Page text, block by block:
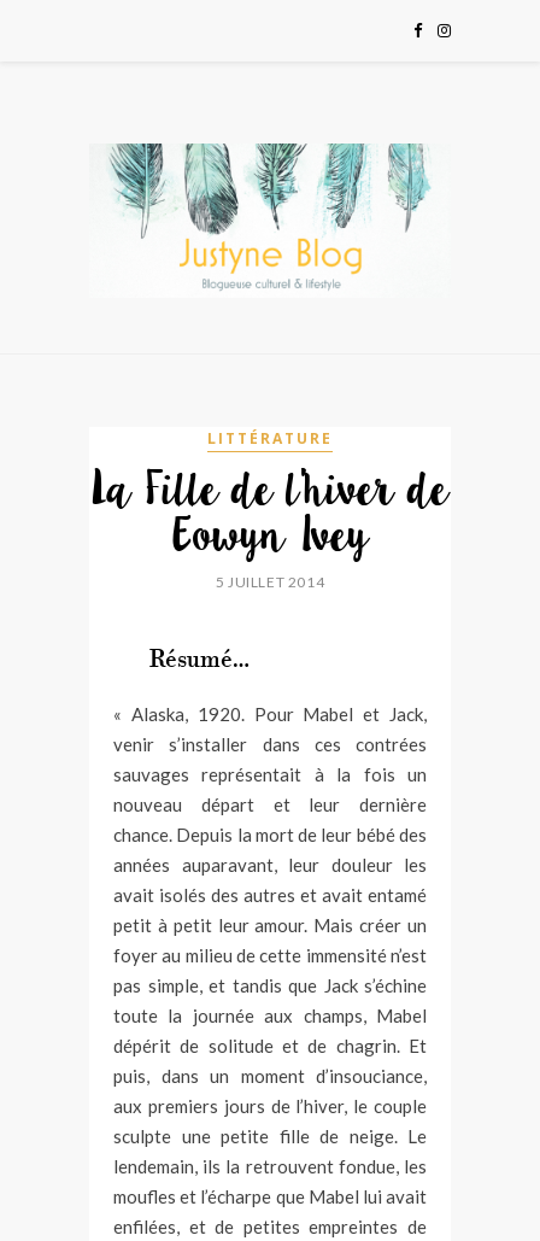
LITTÉRATURE
La Fille de l’hiver de
Eowyn Ivey
5 JUILLET 2014
Résumé…
« Alaska, 1920. Pour Mabel et Jack,
venir s’installer dans ces contrées
sauvages représentait à la fois un
nouveau départ et leur dernière
chance. Depuis la mort de leur bébé des
années auparavant, leur douleur les
avait isolés des autres et avait entamé
petit à petit leur amour. Mais créer un
foyer au milieu de cette immensité n’est
pas simple, et tandis que Jack s’échine
toute la journée aux champs, Mabel
dépérit de solitude et de chagrin. Et
puis, dans un moment d’insouciance,
aux premiers jours de l’hiver, le couple
sculpte une petite fille de neige. Le
lendemain, ils la retrouvent fondue, les
moufles et l’écharpe que Mabel lui avait
enfilées, et de petites empreintes de